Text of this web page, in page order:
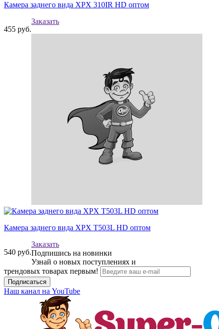
Камера заднего вида XPX 310IR HD оптом
455 руб.
Заказать
Камера заднего вида XPX T503L HD оптом
540 руб.
Заказать
Подпишись на новинки
Узнай о новых поступлениях и
трендовых товарах первым!
Подписаться
Наш канал на YouTube